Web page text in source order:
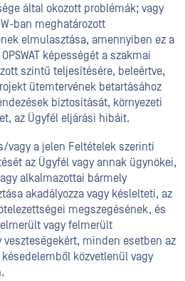
által okozott problémák; vagy
ban meghatározott
elmulasztása, amennyiben ez a
képességét a szakmai
szintű teljesítésére, beleértve,
ütemtervének betartásához
biztosítását, környezeti
az Ügyfél eljárási hibáit.
vagy a jelen Feltételek szerinti
az Ügyfél vagy annak ügynökei,
alkalmazottai bármely
akadályozza vagy késlelteti, az
megszegésének, és
vagy felmerült
minden esetben az
közvetlenül vagy